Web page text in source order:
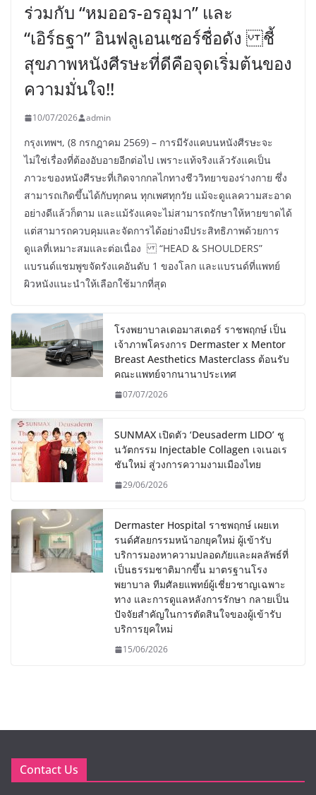
ร่วมกับ “หมออร-อรอุมา” และ
“เอิร์ธฐา” อินฟลูเอนเซอร์ชื่อดัง ชี้
สุขภาพหนังศีรษะที่ดีคือจุดเริ่มต้นของ
ความมั่นใจ!!
10/07/2026 admin
กรุงเทพฯ, (8 กรกฎาคม 2569) – การมีรังแคบนหนังศีรษะจะ
ไม่ใช่เรื่องที่ต้องอับอายอีกต่อไป เพราะแท้จริงแล้วรังแคเป็น
ภาวะของหนังศีรษะที่เกิดจากกลไกทางชีววิทยาของร่างกาย ซึ่ง
สามารถเกิดขึ้นได้กับทุกคน ทุกเพศทุกวัย แม้จะดูแลความสะอาด
อย่างดีแล้วก็ตาม และแม้รังแคจะไม่สามารถรักษาให้หายขาดได้
แต่สามารถควบคุมและจัดการได้อย่างมีประสิทธิภาพด้วยการ
ดูแลที่เหมาะสมและต่อเนื่อง “HEAD & SHOULDERS”
แบรนด์แชมพูขจัดรังแคอันดับ 1 ของโลก และแบรนด์ที่แพทย์
ผิวหนังแนะนำให้เลือกใช้มากที่สุด
โรงพยาบาลเดอมาสเตอร์ ราชพฤกษ์ เป็น
เจ้าภาพโครงการ Dermaster x Mentor
Breast Aesthetics Masterclass ต้อนรับ
คณะแพทย์จากนานาประเทศ
07/07/2026
SUNMAX เปิดตัว ‘Deusaderm LIDO’ ชู
นวัตกรรม Injectable Collagen เจเนอเร
ชันใหม่ สู่วงการความงามเมืองไทย
29/06/2026
Dermaster Hospital ราชพฤกษ์ เผยเท
รนด์ศัลยกรรมหน้าอกยุคใหม่ ผู้เข้ารับ
บริการมองหาความปลอดภัยและผลลัพธ์ที่
เป็นธรรมชาติมากขึ้น มาตรฐานโรง
พยาบาล ทีมศัลยแพทย์ผู้เชี่ยวชาญเฉพาะ
ทาง และการดูแลหลังการรักษา กลายเป็น
ปัจจัยสำคัญในการตัดสินใจของผู้เข้ารับ
บริการยุคใหม่
15/06/2026
Contact Us